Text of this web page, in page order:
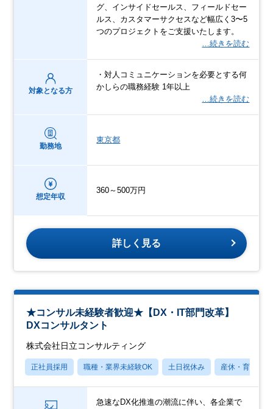
グ、インサイドセールス、フィールドセー
ルス、カスタマーサクセスなど幅広く3〜5
つのプロジェクトをご支援いたします。
…続きを読む
対象となる方
・対人コミュニケーションを必要とする何
かしらの職務経験 1年以上
…続きを読む
勤務地
東京都
想定年収
360～500万円
詳しく見る
★コンサル未経験者歓迎★【DX・IT部門改革】
DXコンサルタント
株式会社日立コンサルティング
正社員採用 職種・業界未経験OK 土日祝休み 産休・育休あり
急速なDX化推進の潮流に伴い、各企業で